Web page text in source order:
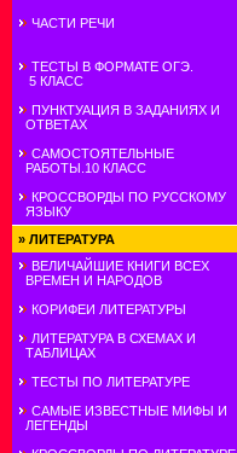
ЧАСТИ РЕЧИ
ТЕСТЫ В ФОРМАТЕ ОГЭ.
5 КЛАСС
ПУНКТУАЦИЯ В ЗАДАНИЯХ И
ОТВЕТАХ
САМОСТОЯТЕЛЬНЫЕ
РАБОТЫ.10 КЛАСС
КРОССВОРДЫ ПО РУССКОМУ
ЯЗЫКУ
» ЛИТЕРАТУРА
ВЕЛИЧАЙШИЕ КНИГИ ВСЕХ
ВРЕМЕН И НАРОДОВ
КОРИФЕИ ЛИТЕРАТУРЫ
ЛИТЕРАТУРА В СХЕМАХ И
ТАБЛИЦАХ
ТЕСТЫ ПО ЛИТЕРАТУРЕ
САМЫЕ ИЗВЕСТНЫЕ МИФЫ И
ЛЕГЕНДЫ